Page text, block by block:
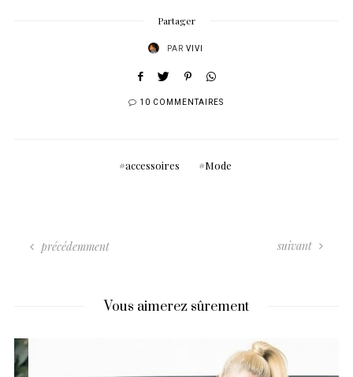
Partager
PAR VIVI
10 COMMENTAIRES
accessoires Mode
précédemment suivant
Vous aimerez sûrement